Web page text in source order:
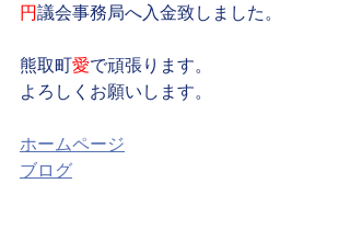
円議会事務局へ入金致しました。
熊取町愛で頑張ります。
よろしくお願いします。
ホームページ
ブログ